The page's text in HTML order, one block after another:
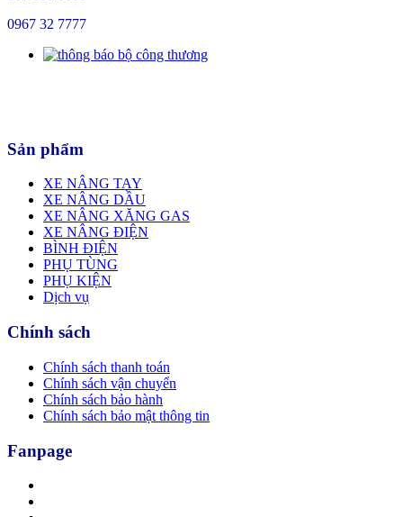
0967 32 7777
Sản phẩm
XE NÂNG TAY
XE NÂNG DẦU
XE NÂNG XĂNG GAS
XE NÂNG ĐIỆN
BÌNH ĐIỆN
PHỤ TÙNG
PHỤ KIỆN
Dịch vụ
Chính sách
Chính sách thanh toán
Chính sách vận chuyển
Chính sách bảo hành
Chính sách bảo mật thông tin
Fanpage